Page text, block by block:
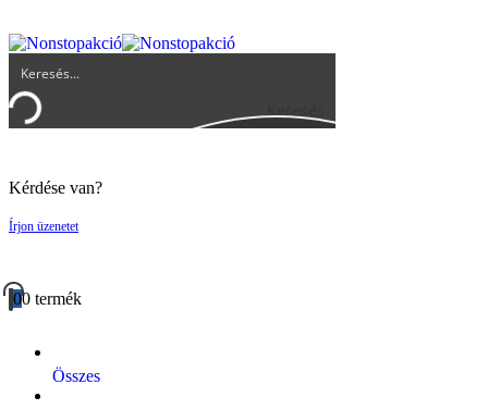
Keresés
Kérdése van?
Írjon üzenetet
00 termék
Összes